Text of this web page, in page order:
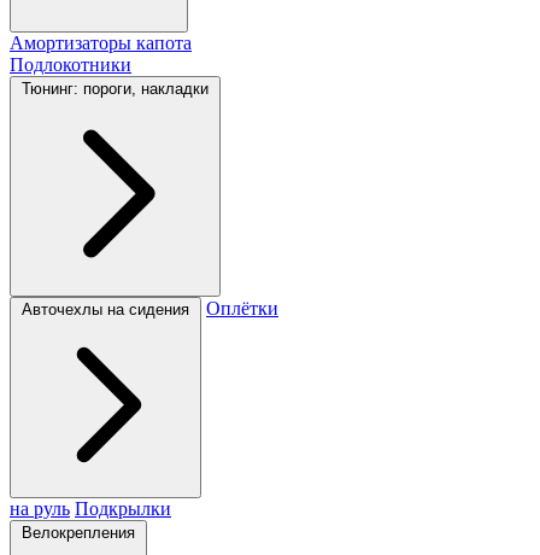
Амортизаторы капота
Подлокотники
Тюнинг: пороги, накладки
Авточехлы на сидения Оплётки
на руль Подкрылки
Велокрепления